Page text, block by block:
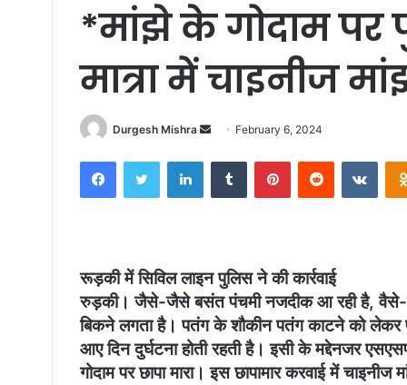
*मांझे के गोदाम पर
मात्रा में चाइनीज
Durgesh Mishra
Send
email
February 6, 2024
FacebookTwitter LinkedInTumblr PinterestReddit
रूड़की में सिविल लाइन पुलिस ने की कार्रवाई
रुड़की। जैसे-जैसे बसंत पंचमी नजदीक आ रही है, वैसे-वैसे
बिकने लगता है। पतंग के शौकीन पतंग काटने को लेकर
आए दिन दुर्घटना होती रहती है। इसी के मद्देनजर
गोदाम पर छापा मारा। इस छापामार करवाई में